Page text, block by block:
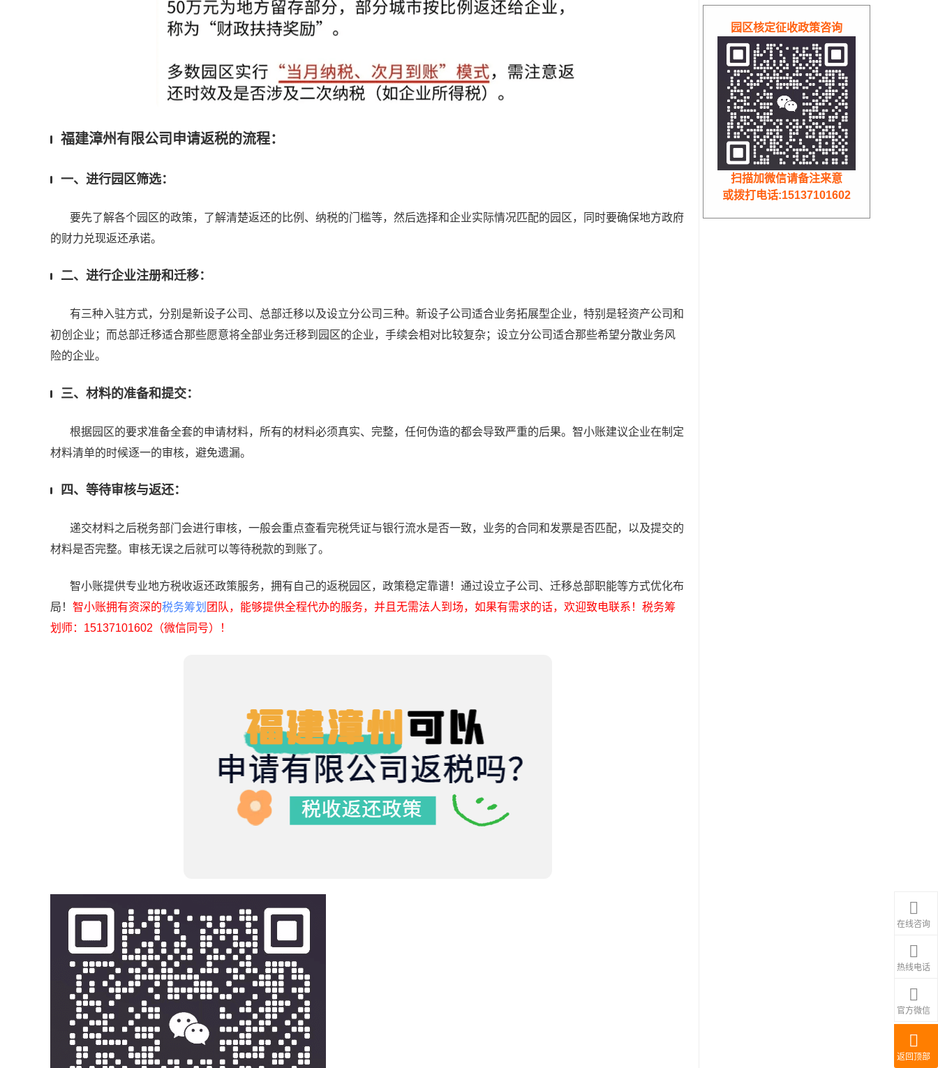
福建漳州有限公司申请返税的流程：
一、进行园区筛选：
要先了解各个园区的政策，了解清楚返还的比例、纳税的门槛等，然后选择和企业实际情况匹配的园区，同时要确保地方政府
的财力兑现返还承诺。
二、进行企业注册和迁移：
有三种入驻方式，分别是新设子公司、总部迁移以及设立分公司三种。新设子公司适合业务拓展型企业，特别是轻资产公司和
初创企业；而总部迁移适合那些愿意将全部业务迁移到园区的企业，手续会相对比较复杂；设立分公司适合那些希望分散业务风
险的企业。
三、材料的准备和提交：
根据园区的要求准备全套的申请材料，所有的材料必须真实、完整，任何伪造的都会导致严重的后果。智小账建议企业在制定
材料清单的时候逐一的审核，避免遗漏。
四、等待审核与返还：
递交材料之后税务部门会进行审核，一般会重点查看完税凭证与银行流水是否一致，业务的合同和发票是否匹配，以及提交的
材料是否完整。审核无误之后就可以等待税款的到账了。
智小账提供专业地方税收返还政策服务，拥有自己的返税园区，政策稳定靠谱！通过设立子公司、迁移总部职能等方式优化布
局！ 智小账拥有资深的税务筹划 团队，能够提供全程代办的服务，并且无需法人到场，如果有需求的话，欢迎致电联系！税务筹
划师：15137101602（微信同号）！
在线咨询
热线电话
官方微信
返回顶部
园区核定征收政策咨询
扫描加微信请备注来意
或拨打电话:15137101602